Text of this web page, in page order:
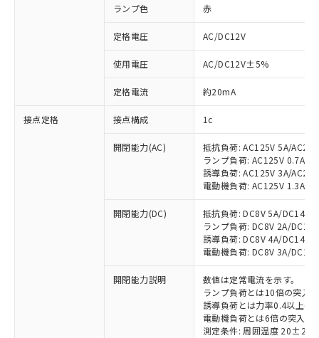
ランプ色 赤
定格電圧 AC/DC12V
使用電圧 AC/DC12V±5%
定格電流 約20mA
接点定格 接点構成 1c
開閉能力(AC)
抵抗負荷: AC125V 5A/
ランプ負荷: AC125V 0.7A/
誘導負荷: AC125V 3A/
電動機負荷: AC125V 1.3A/
開閉能力(DC)
抵抗負荷: DC8V 5A/DC14V
ランプ負荷: DC8V 2A/
誘導負荷: DC8V 4A/DC14V
電動機負荷: DC8V 3A/
開閉能力説明
数値は定常電流を示す。
ランプ負荷とは10倍の突入
誘導負荷とは力率0.4以上
電動機負荷とは6倍の突入電
測定条件: 周囲温度 20±2℃